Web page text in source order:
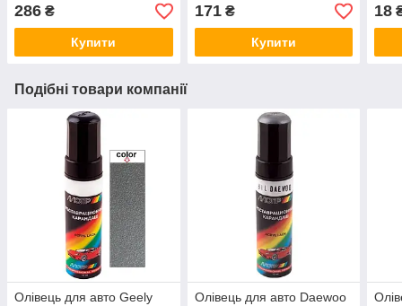
286 ₴
Купити
171₴
Купити
18
Подібні товари компанії
Олівець для авто Geely
Олівець для авто Daewoo